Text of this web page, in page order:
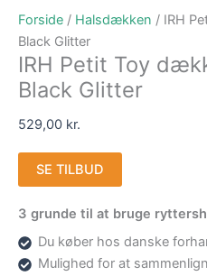
Forside / Halsdækken / IRH
Black Glitter
IRH Petit Toy
Black Glitter
529,00 kr.
SE TILBUD
3 grunde til at bruge
Du køber hos danske
Mulighed for at